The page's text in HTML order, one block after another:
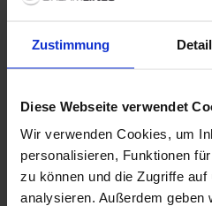
Zustimmung
Diese Webseite verwendet
Wir verwenden Cookies, um
personalisieren, Funktionen
zu können und die Zugriffe
analysieren. Außerdem geben
Binnenhut van
€ 609
Buitenhut van
€ 759 p.p.